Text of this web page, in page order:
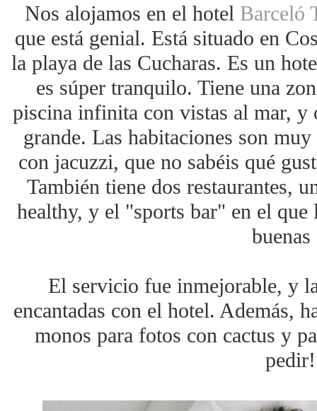
Nos alojamos en el hotel Barceló
que está genial. Está situado en
la playa de las Cucharas. Es un
es súper tranquilo. Tiene una
piscina infinita con vistas al mar, y
grande. Las habitaciones son
con jacuzzi, que no sabéis qué
También tiene dos restaurantes,
healthy, y el "sports bar" en el que
buenas
El servicio fue inmejorable, y
encantadas con el hotel. Además,
monos para fotos con cactus y
pedir!